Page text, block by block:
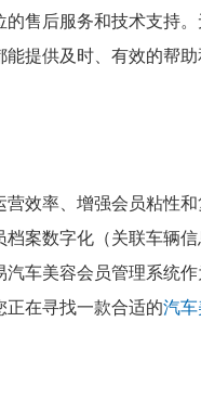
售后服务和技术支持
提供及时、有效的帮
效率、增强会员粘性
案数字化（关联车辆
车美容会员管理系统
正在寻找一款合适的汽